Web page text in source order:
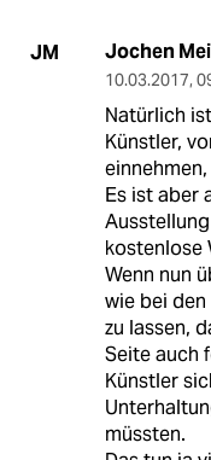
JM Jochen
10.03.2017,
Natürlich
Künstler,
Es ist aber
kostenlose
Wenn nun
wie bei
zu lassen,
Seite auch
Künstler
müssten.